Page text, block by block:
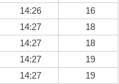
14:26
16
14:27
18
14:27
18
14:27
19
14:27
19